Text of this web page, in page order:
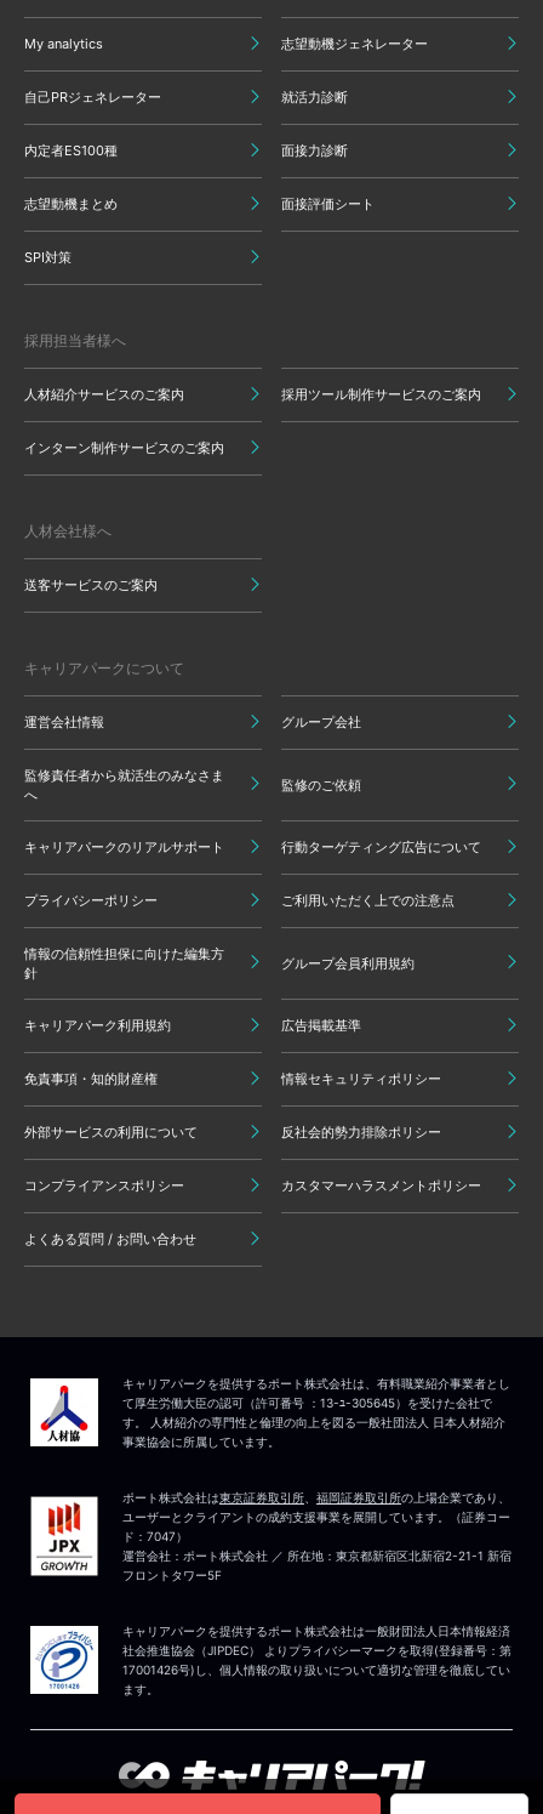
My analytics 志望動機ジェネレーター
自己PRジェネレーター 就活力診断
内定者ES100種 面接力診断
志望動機まとめ 面接評価シート
SPI対策
採用担当者様へ
人材紹介サービスのご案内 採用ツール制作サービスのご案内
インターン制作サービスのご案内
人材会社様へ
送客サービスのご案内
キャリアパークについて
運営会社情報 グループ会社
監修責任者から就活生のみなさま
へ
監修のご依頼
キャリアパークのリアルサポート 行動ターゲティング広告について
プライバシーポリシー ご利用いただく上での注意点
情報の信頼性担保に向けた編集方
針
グループ会員利用規約
キャリアパーク利用規約 広告掲載基準
免責事項・知的財産権 情報セキュリティポリシー
外部サービスの利用について 反社会的勢力排除ポリシー
コンプライアンスポリシー カスタマーハラスメントポリシー
よくある質問 / お問い合わせ